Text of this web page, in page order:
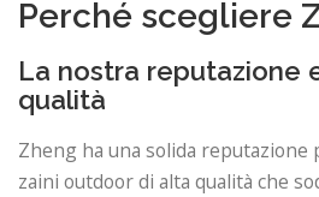
Perché scegliere
La nostra reputazione
qualità
Zheng ha una solida reputazione
zaini outdoor di alta qualità che